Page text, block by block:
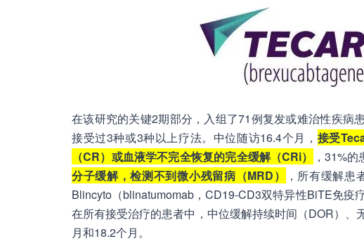
在该研究的关键2期部分，入组了71例复发或难治性疾病
接受过3种或3种以上疗法。中位随访16.4个月， 接受
（CR）或血液学不完全恢复的完全缓解（CRi）
，31%
分子缓解，检测不到微小残留病（MRD）
，所有缓解
Blincyto（blinatumomab，CD19-CD3双特异性BiTE免疫
在所有接受治疗的患者中，中位缓解持续时间（DOR）
月和18.2个月。